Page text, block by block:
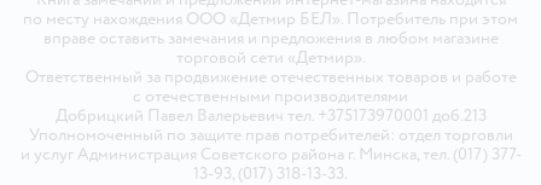
по месту нахождения ООО «Детмир БЕЛ». Потребитель при этом
вправе оставить замечания и предложения в любом магазине
торговой сети «Детмир».
Ответственный за продвижение отечественных товаров и работе
с отечественными производителями
Добрицкий Павел Валерьевич тел. +375173970001 доб.213
Уполномоченный по защите прав потребителей: отдел торговли
и услуг Администрация Советского района г. Минска, тел. (017) 377-
13-93, (017) 318-13-33.